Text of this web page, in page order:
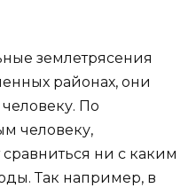
землетрясения
районах, они
По
человеку,
ни с каким
Так например, в